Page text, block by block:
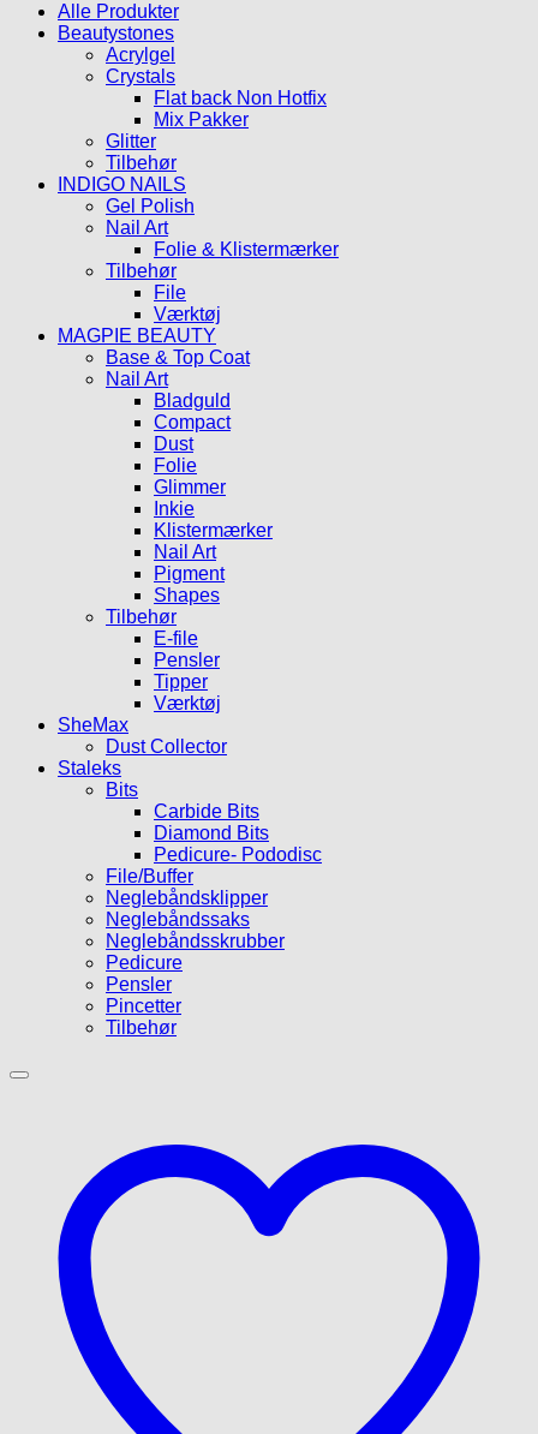
Alle Produkter
Beautystones
Acrylgel
Crystals
Flat back Non Hotfix
Mix Pakker
Glitter
Tilbehør
INDIGO NAILS
Gel Polish
Nail Art
Folie & Klistermærker
Tilbehør
File
Værktøj
MAGPIE BEAUTY
Base & Top Coat
Nail Art
Bladguld
Compact
Dust
Folie
Glimmer
Inkie
Klistermærker
Nail Art
Pigment
Shapes
Tilbehør
E-file
Pensler
Tipper
Værktøj
SheMax
Dust Collector
Staleks
Bits
Carbide Bits
Diamond Bits
Pedicure- Pododisc
File/Buffer
Neglebåndsklipper
Neglebåndssaks
Neglebåndsskrubber
Pedicure
Pensler
Pincetter
Tilbehør